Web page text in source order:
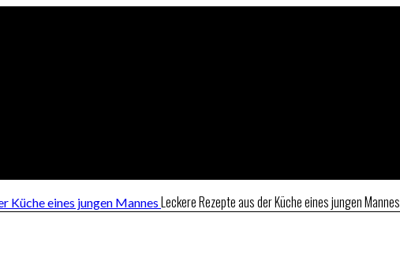
Leckere Rezepte aus der Küche eines jungen Mannes